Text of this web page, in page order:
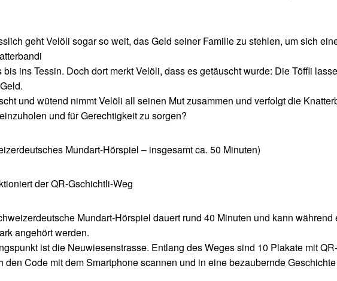
geht Velöli sogar so weit, das Geld seiner Familie zu stehlen, um sich
bis ins Tessin. Doch dort merkt Velöli, dass es getäuscht wurde: Die Töffli
und wütend nimmt Velöli all seinen Mut zusammen und verfolgt die
und für Gerechtigkeit zu sorgen?
Mundart-Hörspiel – insgesamt ca. 50 Minuten)
der QR-Gschichtli-Weg
Mundart-Hörspiel dauert rund 40 Minuten und kann
angehört werden.
ist die Neuwiesenstrasse. Entlang des Weges sind 10 Plakate mit
den Code mit dem Smartphone scannen und in eine bezaubernde